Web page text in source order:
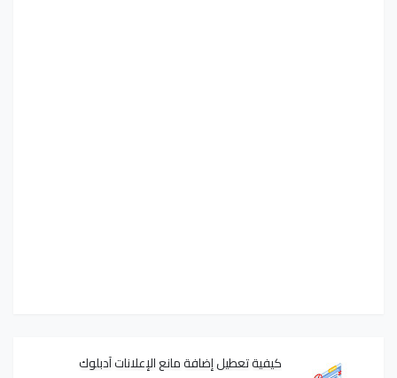
كيفية تعطيل إضافة مانع الإعلانات آدبلوك